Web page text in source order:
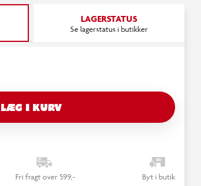
LAGERSTATUS
Se lagerstatus i butikker
LÆG I KURV
Fri fragt over 599,- Byt i butik